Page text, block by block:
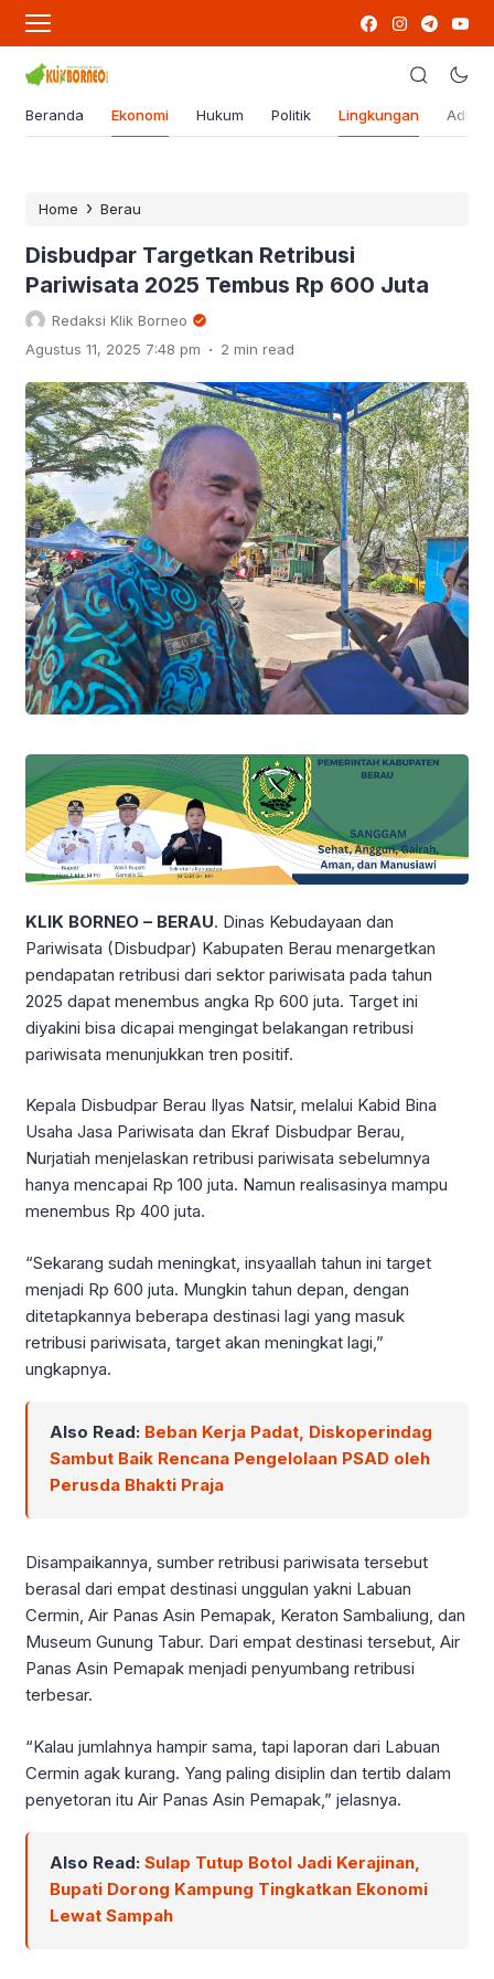
Beranda Ekonomi Hukum Politik Lingkungan
Home › Berau
Disbudpar Targetkan Retribusi
Pariwisata 2025 Tembus Rp 600 Juta
Redaksi Klik Borneo
Agustus 11, 2025 7:48 pm . 2 min read
KLIK BORNEO – BERAU. Dinas Kebudayaan dan
Pariwisata (Disbudpar) Kabupaten Berau menargetkan
pendapatan retribusi dari sektor pariwisata pada tahun
2025 dapat menembus angka Rp 600 juta. Target ini
diyakini bisa dicapai mengingat belakangan retribusi
pariwisata menunjukkan tren positif.
Kepala Disbudpar Berau Ilyas Natsir, melalui Kabid Bina
Usaha Jasa Pariwisata dan Ekraf Disbudpar Berau,
Nurjatiah menjelaskan retribusi pariwisata sebelumnya
hanya mencapai Rp 100 juta. Namun realisasinya mampu
menembus Rp 400 juta.
“Sekarang sudah meningkat, insyaallah tahun ini target
menjadi Rp 600 juta. Mungkin tahun depan, dengan
ditetapkannya beberapa destinasi lagi yang masuk
retribusi pariwisata, target akan meningkat lagi,”
ungkapnya.
Also Read: Beban Kerja Padat, Diskoperindag
Sambut Baik Rencana Pengelolaan PSAD oleh
Perusda Bhakti Praja
Disampaikannya, sumber retribusi pariwisata tersebut
berasal dari empat destinasi unggulan yakni Labuan
Cermin, Air Panas Asin Pemapak, Keraton Sambaliung, dan
Museum Gunung Tabur. Dari empat destinasi tersebut, Air
Panas Asin Pemapak menjadi penyumbang retribusi
terbesar.
“Kalau jumlahnya hampir sama, tapi laporan dari Labuan
Cermin agak kurang. Yang paling disiplin dan tertib dalam
penyetoran itu Air Panas Asin Pemapak,” jelasnya.
Also Read: Sulap Tutup Botol Jadi Kerajinan,
Bupati Dorong Kampung Tingkatkan Ekonomi
Lewat Sampah